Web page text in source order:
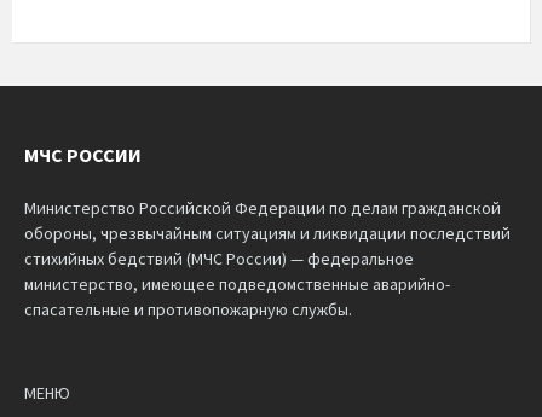
МЧС РОССИИ
Министерство Российской Федерации по делам гражданской
обороны, чрезвычайным ситуациям и ликвидации последствий
стихийных бедствий (МЧС России) — федеральное
министерство, имеющее подведомственные аварийно-
спасательные и противопожарную службы.
МЕНЮ